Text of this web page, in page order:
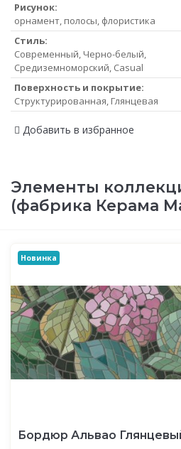
Рисунок:
орнамент, полосы, флористика
Стиль:
Современный, Черно-белый,
Средиземноморский, Casual
Поверхность и покрытие:
Структурированная, Глянцевая
Добавить в избранное
Элементы
(фабрика Керама
Новинка
Бордюр Альвао